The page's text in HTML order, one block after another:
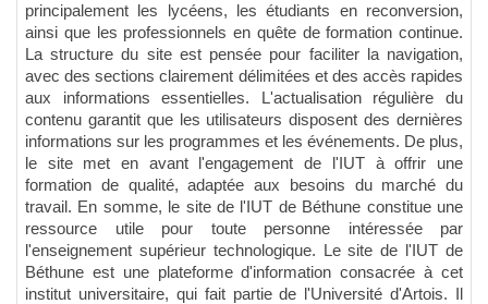
principalement les lycéens, les étudiants en reconversion,
ainsi que les professionnels en quête de formation continue.
La structure du site est pensée pour faciliter la navigation,
avec des sections clairement délimitées et des accès rapides
aux informations essentielles. L'actualisation régulière du
contenu garantit que les utilisateurs disposent des dernières
informations sur les programmes et les événements. De plus,
le site met en avant l'engagement de l'IUT à offrir une
formation de qualité, adaptée aux besoins du marché du
travail. En somme, le site de l'IUT de Béthune constitue une
ressource utile pour toute personne intéressée par
l'enseignement supérieur technologique. Le site de l'IUT de
Béthune est une plateforme d'information consacrée à cet
institut universitaire, qui fait partie de l'Université d'Artois. Il